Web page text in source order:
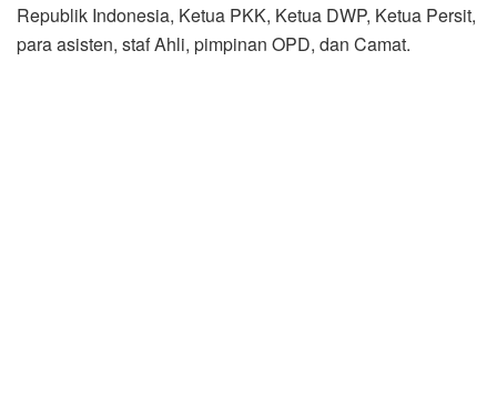
Republik Indonesia, Ketua PKK, Ketua DWP, Ketua Persit,
para asisten, staf Ahli, pimpinan OPD, dan Camat.